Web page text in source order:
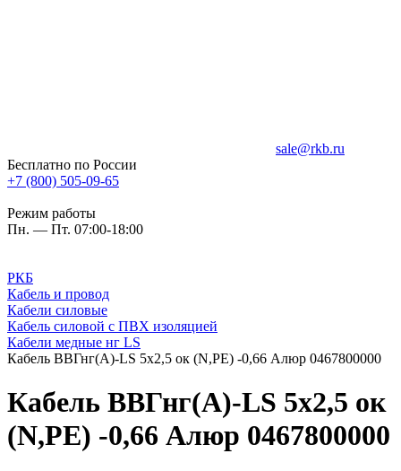
sale@rkb.ru
Бесплатно по России
+7 (800) 505-09-65
Режим работы
Пн. — Пт. 07:00-18:00
РКБ
Кабель и провод
Кабели силовые
Кабель силовой с ПВХ изоляцией
Кабели медные нг LS
Кабель ВВГнг(A)-LS 5х2,5 ок (N,PE) -0,66 Алюр 0467800000
Кабель ВВГнг(A)-LS 5х2,5 ок
(N,PE) -0,66 Алюр 0467800000